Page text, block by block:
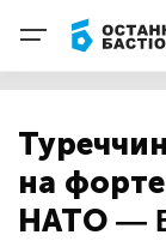
на
НАТО —